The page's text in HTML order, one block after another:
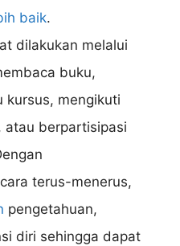
baik.
dilakukan melalui
buku,
kursus, mengikuti
atau berpartisipasi
terus-menerus,
pengetahuan,
diri sehingga dapat